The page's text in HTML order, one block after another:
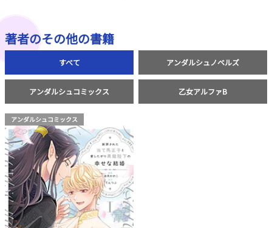
著者のその他の書籍
すべて アンダルシュノベルズ
アンダルシュコミックス 乙女アルファB
アンダルシュコミックス